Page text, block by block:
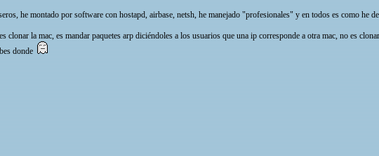
he montado por software con hostapd, airbase, netsh, he manejado "profesionales" y en todos es como he
clonar la mac, es mandar paquetes arp diciéndoles a los usuarios que una ip corresponde a otra mac, no es
donde